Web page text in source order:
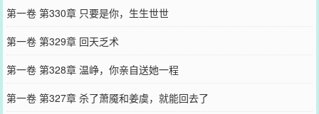
第一卷 第330章 只要是你，生生世世
第一卷 第329章 回天乏术
第一卷 第328章 温峥，你亲自送她一程
第一卷 第327章 杀了萧魇和姜虞，就能回去了